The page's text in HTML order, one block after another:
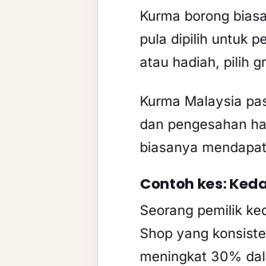
Kurma borong
pula dipilih untuk
atau hadiah, pilih
Kurma Malaysia
dan pengesahan
biasanya
Contoh kes:
Seorang pemilik
Shop yang
meningkat 30%